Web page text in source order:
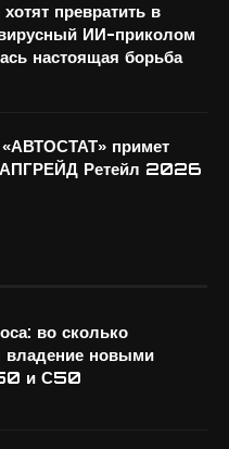
превратить в
ИИ-приколом
настоящая борьба
«АВТОСТАТ» примет
АПГРЕЙД Ретейл 2026
во сколько
владение новыми
и С50